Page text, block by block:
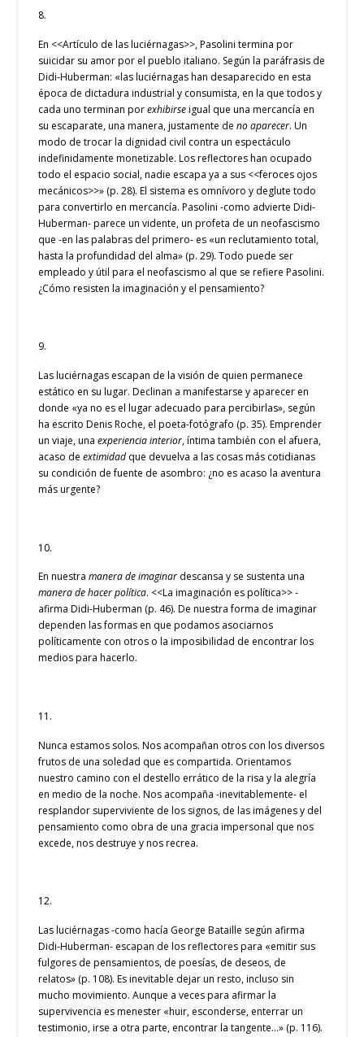
8.
En <<Artículo de las luciérnagas>>, Pasolini termina por
suicidar su amor por el pueblo italiano. Según la paráfrasis de
Didi-Huberman: «las luciérnagas han desaparecido en esta
época de dictadura industrial y consumista, en la que todos y
cada uno terminan porexhibirseigual que una mercancía en
su escaparate, una manera, justamente deno aparecer. Un
modo de trocar la dignidad civil contra un espectáculo
indefinidamente monetizable. Los reflectores han ocupado
todo el espacio social, nadie escapa ya a sus <<feroces ojos
mecánicos>>» (p. 28). El sistema es omnívoro y deglute todo
para convertirlo en mercancía. Pasolini -como advierte Didi-
Huberman- parece un vidente, un profeta de un neofascismo
que -en las palabras del primero- es «un reclutamiento total,
hasta la profundidad del alma» (p. 29). Todo puede ser
empleado y útil para el neofascismo al que se refiere Pasolini.
¿Cómo resisten la imaginación y el pensamiento?
9.
Las luciérnagas escapan de la visión de quien permanece
estático en su lugar. Declinan a manifestarse y aparecer en
donde «ya no es el lugar adecuado para percibirlas», según
ha escrito Denis Roche, el poeta-fotógrafo (p. 35). Emprender
un viaje, unaexperiencia interior, íntima también con el afuera,
acaso deextimidad que devuelva a las cosas más cotidianas
su condición de fuente de asombro: ¿no es acaso la aventura
más urgente?
10.
En nuestramanera de imaginar descansa y se sustenta una
manera de hacer política. <<La imaginación es política>> -
afirma Didi-Huberman (p. 46). De nuestra forma de imaginar
dependen las formas en que podamos asociarnos
políticamente con otros o la imposibilidad de encontrar los
medios para hacerlo.
11.
Nunca estamos solos. Nos acompañan otros con los diversos
frutos de una soledad que es compartida. Orientamos
nuestro camino con el destello errático de la risa y la alegría
en medio de la noche. Nos acompaña -inevitablemente- el
resplandor superviviente de los signos, de las imágenes y del
pensamiento como obra de una gracia impersonal que nos
excede, nos destruye y nos recrea.
12.
Las luciérnagas -como hacía George Bataille según afirma
Didi-Huberman- escapan de los reflectores para «emitir sus
fulgores de pensamientos, de poesías, de deseos, de
relatos» (p. 108). Es inevitable dejar un resto, incluso sin
mucho movimiento. Aunque a veces para afirmar la
supervivencia es menester «huir, esconderse, enterrar un
testimonio, irse a otra parte, encontrar la tangente…» (p. 116).